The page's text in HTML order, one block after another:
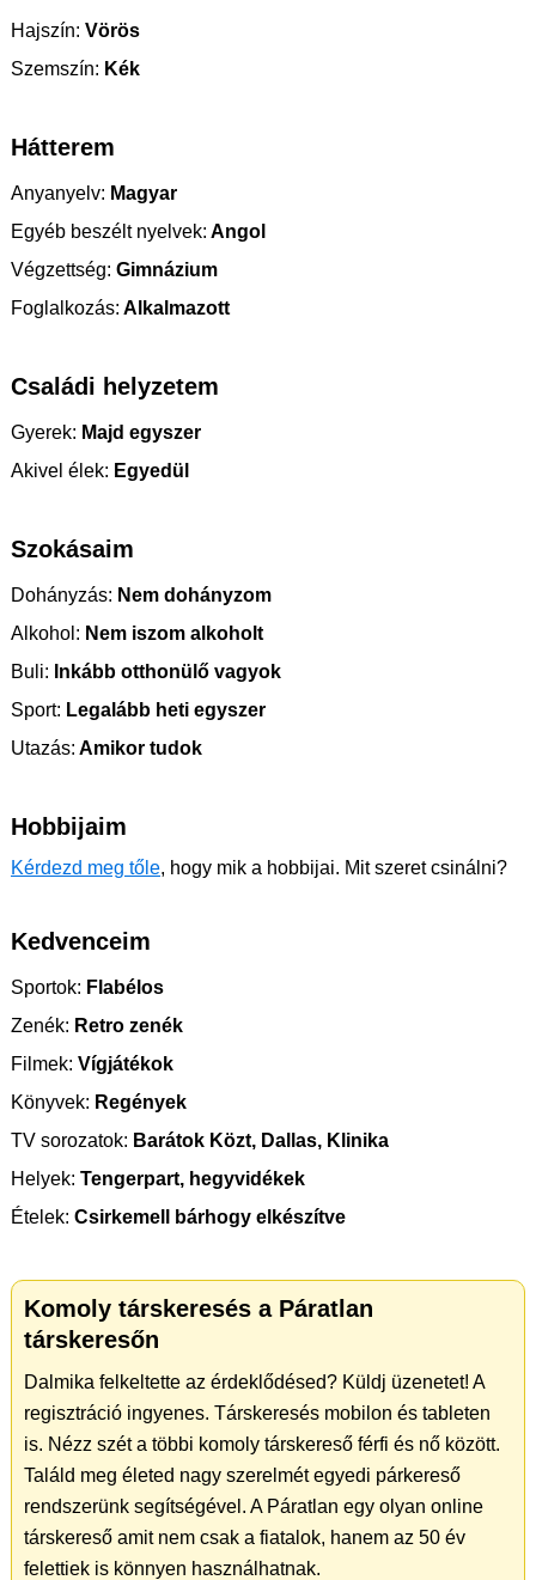
Hajszín: Vörös
Szemszín: Kék
Hátterem
Anyanyelv: Magyar
Egyéb beszélt nyelvek: Angol
Végzettség: Gimnázium
Foglalkozás: Alkalmazott
Családi helyzetem
Gyerek: Majd egyszer
Akivel élek: Egyedül
Szokásaim
Dohányzás: Nem dohányzom
Alkohol: Nem iszom alkoholt
Buli: Inkább otthonülő vagyok
Sport: Legalább heti egyszer
Utazás: Amikor tudok
Hobbijaim
Kérdezd meg tőle, hogy mik a hobbijai. Mit szeret csinálni?
Kedvenceim
Sportok: Flabélos
Zenék: Retro zenék
Filmek: Vígjátékok
Könyvek: Regények
TV sorozatok: Barátok Közt, Dallas, Klinika
Helyek: Tengerpart, hegyvidékek
Ételek: Csirkemell bárhogy elkészítve
Komoly társkeresés a Páratlan
társkeresőn
Dalmika felkeltette az érdeklődésed? Küldj üzenetet! A
regisztráció ingyenes. Társkeresés mobilon és tableten
is. Nézz szét a többi komoly társkereső férfi és nő között.
Találd meg életed nagy szerelmét egyedi párkereső
rendszerünk segítségével. A Páratlan egy olyan online
társkereső amit nem csak a fiatalok, hanem az 50 év
felettiek is könnyen használhatnak.